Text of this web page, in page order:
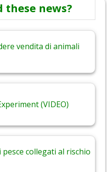
these news?
vendita di animali
(VIDEO)
pesce collegati al rischio